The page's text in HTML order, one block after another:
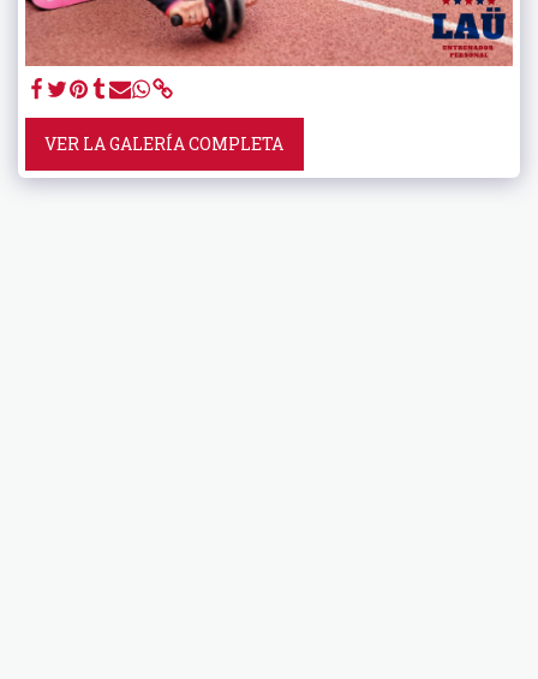
VER LA GALERÍA COMPLETA